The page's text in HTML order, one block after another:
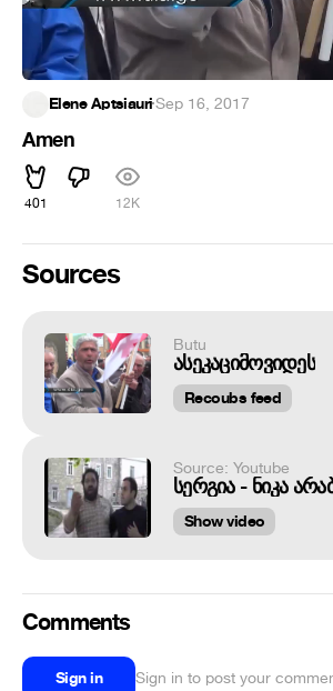
Elene Aptsiauri·Sep 16, 2017
Amen
401 12K
Sources
Butu
ასეკაციმოვიდეს
Recoubs feed
Source: Youtube
Show video
Comments
Sign in Sign in to post your